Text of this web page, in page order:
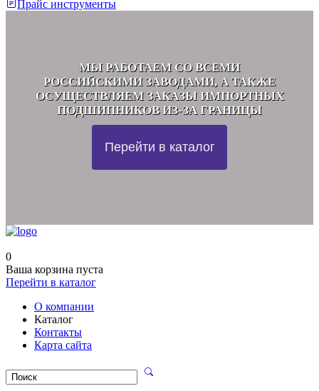
Прайс инструменты
МЫ РАБОТАЕМ СО ВСЕМИ
РОССИЙСКИМИ ЗАВОДАМИ, А ТАКЖЕ
ОСУЩЕСТВЛЯЕМ ЗАКАЗЫ ИМПОРТНЫХ
ПОДШИПНИКОВ ИЗ-ЗА ГРАНИЦЫ
Перейти в каталог
0
Ваша корзина пуста
Перейти в каталог
О компании
Каталог
Контакты
Карта сайта